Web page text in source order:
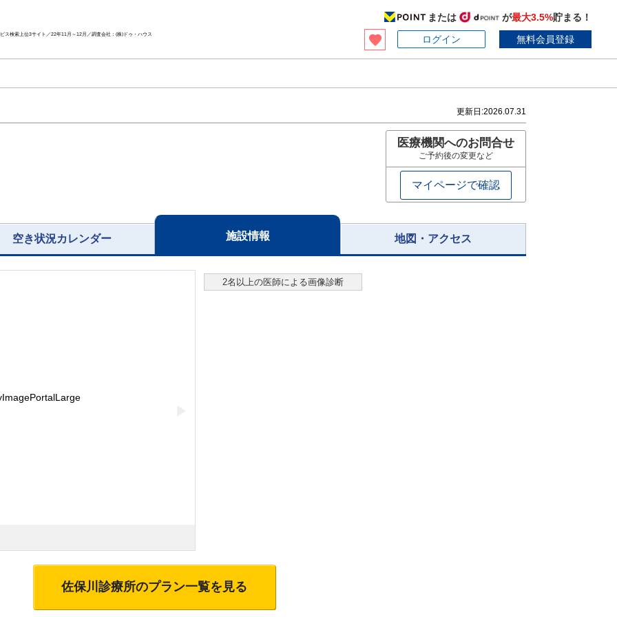
検索上位3サイト／22年11月～12月／調査会社：(株)ドゥ・ハウス
または が最大3.5%貯まる！
ログイン
無料会員登録
更新日:2026.07.31
医療機関へのお問合せ
ご予約後の変更など
マイページで確認
空き状況カレンダー 施設情報 地図・アクセス
2名以上の医師による画像診断
佐保川診療所のプラン一覧を見る